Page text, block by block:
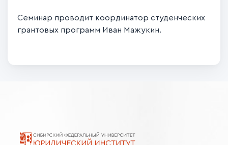
Семинар проводит координатор студенческих
грантовых программ Иван Мажукин.